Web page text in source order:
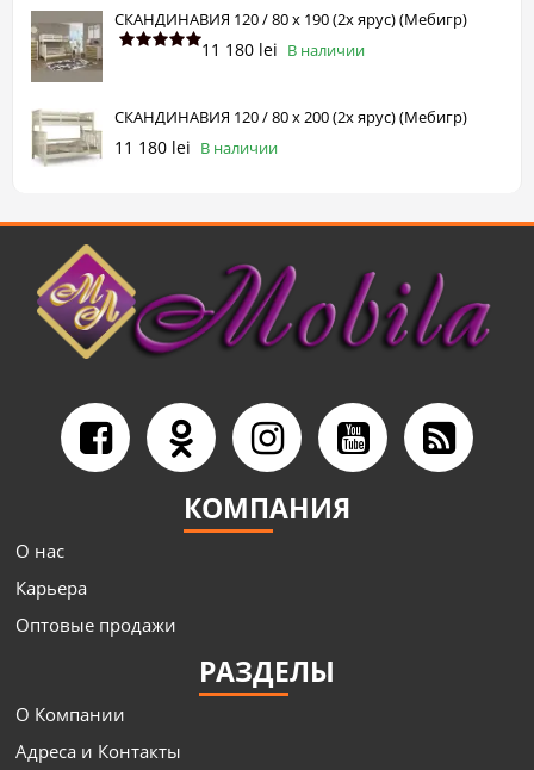
СКАНДИНАВИЯ 120 / 80 х 190 (2х ярус) (Мебигр)
11 180 lei В наличии
СКАНДИНАВИЯ 120 / 80 х 200 (2х ярус) (Мебигр)
11 180 lei В наличии
КОМПАНИЯ
О нас
Карьера
Оптовые продажи
РАЗДЕЛЫ
О Компании
Адреса и Контакты